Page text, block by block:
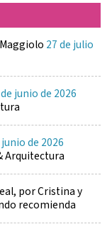
27 de julio
junio de 2026
de 2026
Arquitectura
por Cristina y
recomienda